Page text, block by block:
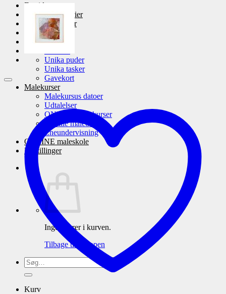
Forside
Abstrakte malerier
Tidligere værker
Små værker
Shop
Unika puder
Unika tasker
Gavekort
Malekurser
Malekursus datoer
Udtalelser
ONLINE malekurser
Familie maledag
Eneundervisning
ONLINE maleskole
Udstillinger
Ingen varer i kurven.
Tilbage til shoppen
Søg
efter:
Kurv